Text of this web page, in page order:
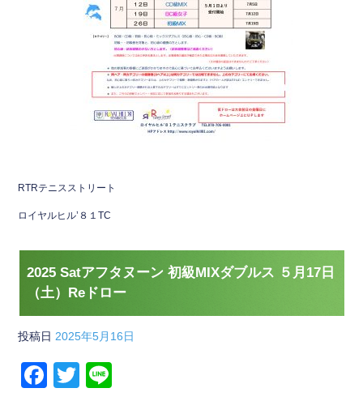
RTRテニスストリート
ロイヤルヒル’８１TC
2025 Satアフタヌーン 初級MIXダブルス ５月17日
（土）Reドロー
投稿日 2025年5月16日
F
T